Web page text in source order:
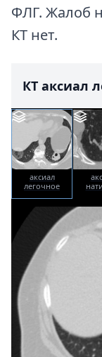
ФЛГ. Жалоб
КТ нет.
КТ аксиал
аксиал
легочное